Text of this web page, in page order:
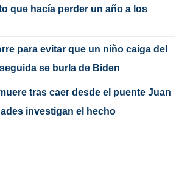
que hacía perder un año a los
para evitar que un niño caiga del
se burla de Biden
tras caer desde el puente Juan
investigan el hecho